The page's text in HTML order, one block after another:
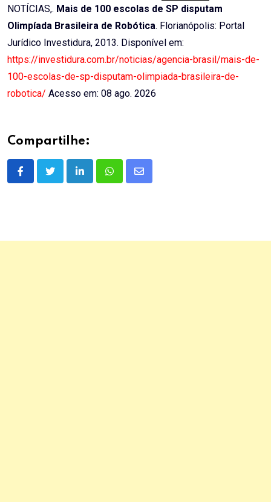
NOTÍCIAS,. Mais de 100 escolas de SP disputam
Olimpíada Brasileira de Robótica. Florianópolis: Portal
Jurídico Investidura, 2013. Disponível em:
https://investidura.com.br/noticias/agencia-brasil/mais-de-
100-escolas-de-sp-disputam-olimpiada-brasileira-de-
robotica/ Acesso em: 08 ago. 2026
Compartilhe:
LinkedInWhatsappShare